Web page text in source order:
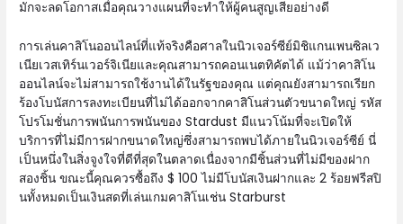
มักจะลดโอกาสเมื่อคุณวางแผนที่จะทำให้ผู้คนสูญเสียอย่างดี
การเล่นคาสิโนออนไลน์ที่แท้จริงคือศาลในนิวเจอร์ซีย์มิชิแกนเพนซิลเว
เนียเวสเทิร์นเวอร์จิเนียและคุณสามารถคอนเนตทิคัตได้ แม้ว่าคาสิโน
ออนไลน์จะไม่สามารถใช้งานได้ในรัฐของคุณ แต่คุณยังสามารถเรียก
ร้องโบนัสการลงทะเบียนที่ไม่ได้ออกจากคาสิโนส่วนตัวขนาดใหญ่ รหัส
โปรโมชั่นการพนันการพนันของ Stardust มีแนวโน้มที่จะเปิดให้
บริการที่ไม่มีการฝากขนาดใหญ่ซึ่งสามารถพบได้ภายในนิวเจอร์ซีย์ นี่
เป็นหนึ่งในสิ่งจูงใจที่ดีที่สุดในตลาดเนื่องจากมีชิ้นส่วนที่ไม่มีของฝาก
สองชิ้น ขณะนี้คุณควรซื้อถึง $ 100 ไม่มีโบนัสเงินฝากและ 2 ร้อยฟรีสปิ
นทั้งหมดเป็นเงินสดที่เล่นเกมคาสิโนเช่น Starburst